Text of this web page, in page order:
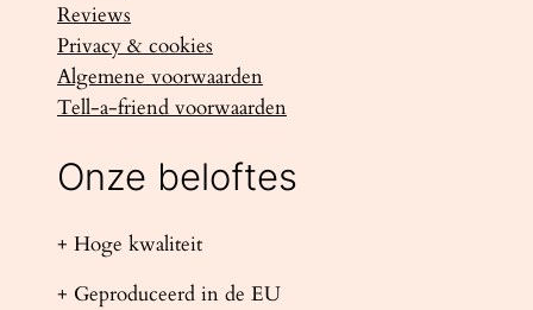
Reviews
Privacy & cookies
Algemene voorwaarden
Tell-a-friend voorwaarden
Onze beloftes
+ Hoge kwaliteit
+ Geproduceerd in de EU